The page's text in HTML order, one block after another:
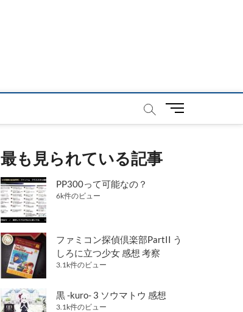
メ
最も見られている記事
PP300って可能なの？
6k件のビュー
ファミコン探偵倶楽部PartII う
しろに立つ少女 感想 考察
3.1k件のビュー
黒 -kuro- 3 ソウマトウ 感想
3.1k件のビュー